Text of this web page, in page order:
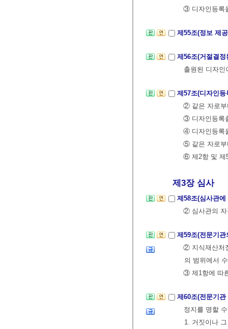
③ 디자인등록
제55조(정보 제
제56조(거절결
출원된 디자
제57조(디자인
② 같은 자로부
③ 디자인등록
④ 디자인등록
⑤ 같은 자로부
⑥ 제2항 및 제
제3장 심사
제58조(심사관
② 심사관의 자
제59조(전문기
② 지식재산처
의 범위에서
③ 제1항에 따
제60조(전문기
정지를 명할
1. 거짓이나